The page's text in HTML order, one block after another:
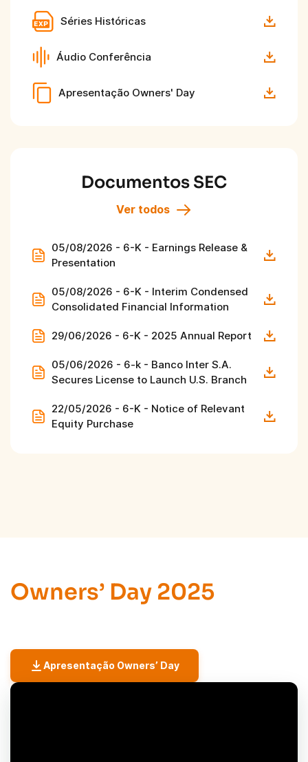
Séries Históricas
Áudio Conferência
Apresentação Owners' Day
Documentos SEC
Ver todos
05/08/2026 - 6-K - Earnings Release &
Presentation
05/08/2026 - 6-K - Interim Condensed
Consolidated Financial Information
29/06/2026 - 6-K - 2025 Annual Report
05/06/2026 - 6-k - Banco Inter S.A.
Secures License to Launch U.S. Branch
22/05/2026 - 6-K - Notice of Relevant
Equity Purchase
Owners’ Day 2025
Apresentação Owners’ Day